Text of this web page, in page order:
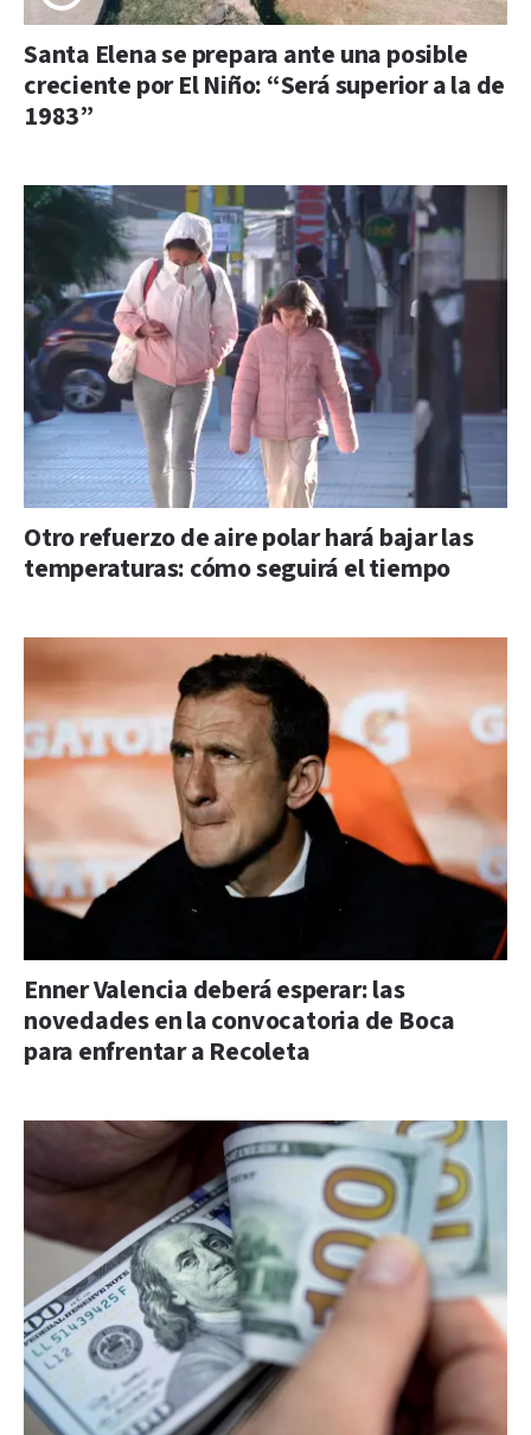
Santa Elena se prepara ante una posible
creciente por El Niño: “Será superior a la de
1983”
Otro refuerzo de aire polar hará bajar las
temperaturas: cómo seguirá el tiempo
Enner Valencia deberá esperar: las
novedades en la convocatoria de Boca
para enfrentar a Recoleta